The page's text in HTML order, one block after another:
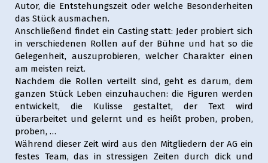
Autor, die Entstehungszeit oder welche Besonderheiten
das Stück ausmachen.
Anschließend findet ein Casting statt: Jeder probiert sich
in verschiedenen Rollen auf der Bühne und hat so die
Gelegenheit, auszuprobieren, welcher Charakter einen
am meisten reizt.
Nachdem die Rollen verteilt sind, geht es darum, dem
ganzen Stück Leben einzuhauchen: die Figuren werden
entwickelt, die Kulisse gestaltet, der Text wird
überarbeitet und gelernt und es heißt proben, proben,
proben, …
Während dieser Zeit wird aus den Mitgliedern der AG ein
festes Team, das in stressigen Zeiten durch dick und